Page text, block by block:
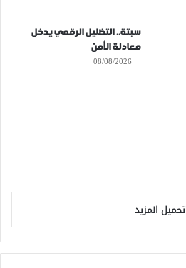
سبتة.. التضليل الرقمي يدخل
معادلة الأمن
08/08/2026
تحميل المزيد